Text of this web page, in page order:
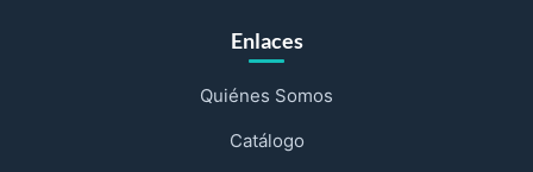
Enlaces
Quiénes Somos
Catálogo